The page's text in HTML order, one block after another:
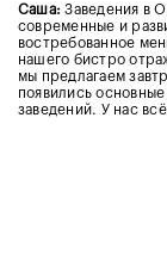
Саша:Заведения в
современные и
востребованное
нашего бистро
мы предлагаем
появились
заведений. У нас